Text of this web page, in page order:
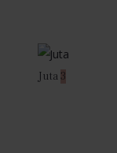
Juta 3